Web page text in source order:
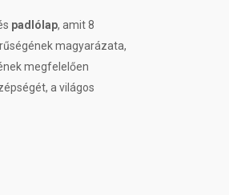
padlólap, amit 8
magyarázata,
megfelelően
a világos